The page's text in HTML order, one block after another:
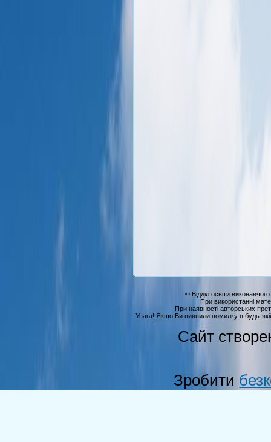
© Відділ освіти
При використанні
При наявності авторських
Увага! Якщо Ви виявили помилку в будь-якій
Сайт
Зробити